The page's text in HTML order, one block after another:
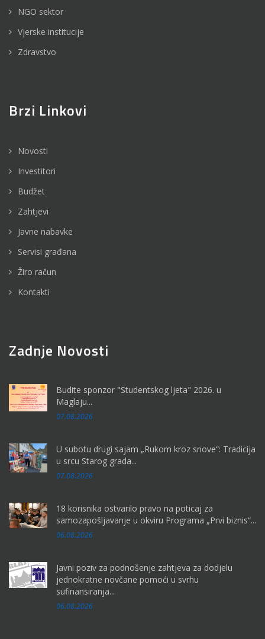
NGO sektor
Vjerske institucije
Zdravstvo
Brzi Linkovi
Novosti
Investitori
Budžet
Zahtjevi
Javne nabavke
Servisi građana
Žiro račun
Kontakti
Zadnje Novosti
Budite sponzor "Studentskog ljeta" 2026. u
Maglaju...
07.08.2026
U subotu drugi sajam „Rukom kroz snove“: Tradicija
u srcu Starog grada...
07.08.2026
18 korisnika ostvarilo pravo na poticaj za
samozapošljavanje u okviru Programa „Prvi biznis“...
06.08.2026
Javni poziv za podnošenje zahtjeva za dodjelu
jednokratne novčane pomoći u svrhu
sufinansiranja...
06.08.2026